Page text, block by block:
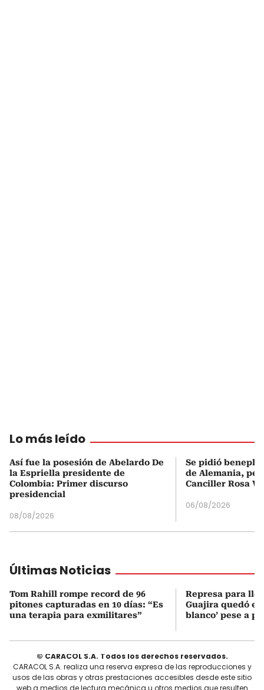
Lo más leído
Así fue la posesión de Abelardo De
la Espriella presidente de
Colombia: Primer discurso
presidencial
08/08/2026
Se pidió
de Alemania,
Canciller Rosa
06/08/2026
Últimas Noticias
Tom Rahill rompe record de 96
pitones capturadas en 10 días: “Es
una terapia para exmilitares”
Represa para
Guajira quedó en
blanco’ pese a
© CARACOL S.A. Todos los derechos reservados.
CARACOL S.A. realiza una reserva expresa de las reproducciones y
usos de las obras y otras prestaciones accesibles desde este sitio